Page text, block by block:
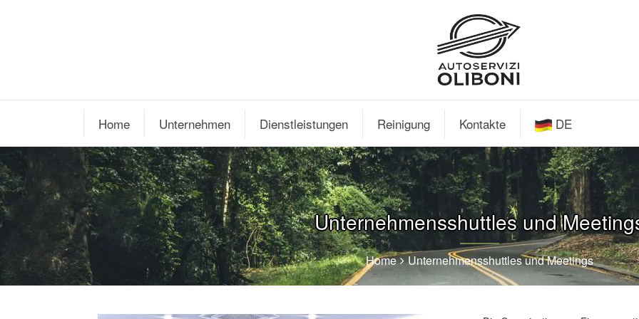
Home Unternehmen Dienstleistungen Reinigung Kontakte DE
Unternehmensshuttles und
Home Unternehmensshuttles und Meetings